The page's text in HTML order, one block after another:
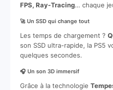
FPS, Ray-Tracing… chaque
🚀 Un SSD qui change tout
Les temps de chargement ?
son SSD ultra-rapide, la PS5
quelques secondes.
🎧 Un son 3D immersif
Grâce à la technologie